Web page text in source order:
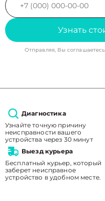
Узнать
Отправляя, Вы
Диагностика
Узнайте точную причину
неисправности вашего
устройства через 30 минут
Выезд курьера
Бесплатный курьер, который
заберет неисправное
устройство в удобном месте.